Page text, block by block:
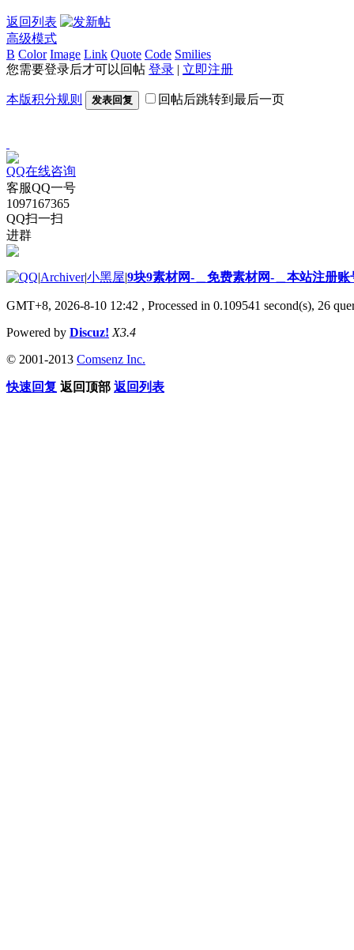
返回列表
高级模式
B Color Image Link Quote Code Smilies
您需要登录后才可以回帖 登录 | 立即注册
本版积分规则 发表回复 回帖后跳转到最后一页
QQ在线咨询
客服QQ一号
1097167365
QQ扫一扫
进群
|Archiver|小黑屋|9块9素材网-＿免费素材网-＿本站注册账
GMT+8, 2026-8-10 12:42 , Processed in 0.109541 second(s), 26
Powered by Discuz! X3.4
© 2001-2013 Comsenz Inc.
快速回复 返回顶部 返回列表